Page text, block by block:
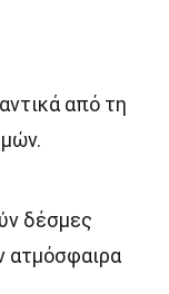
από τη
δέσμες
ατμόσφαιρα